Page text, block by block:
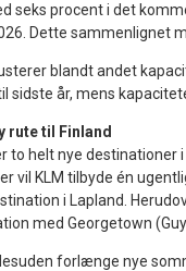
seks procent i det
Dette sammenlignet
blandt andet
sidste år, mens
rute til Finland
to helt nye
vil KLM tilbyde én
i Lapland.
med Georgetown
forlænge nye